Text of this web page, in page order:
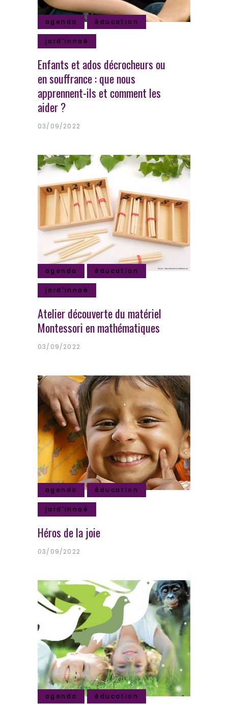
agenda éducation
jard'innaé
Enfants et ados décrocheurs ou
en souffrance : que nous
apprennent-ils et comment les
aider ?
03/09/2022
agenda éducation
jard'innaé
Atelier découverte du matériel
Montessori en mathématiques
03/09/2022
agenda éducation
jard'innaé
Héros de la joie
03/09/2022
agenda éducation